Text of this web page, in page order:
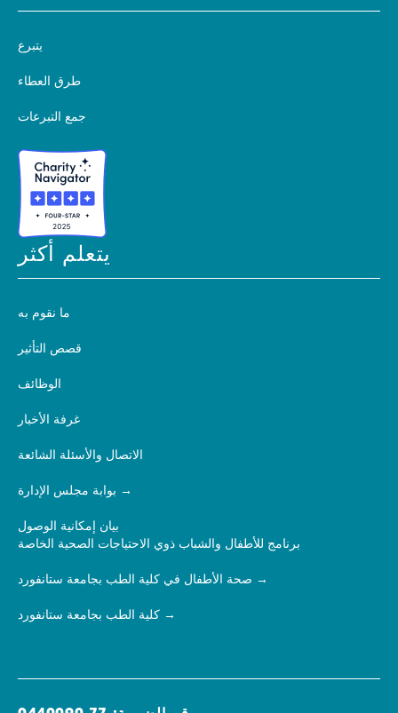
يتبرع
طرق العطاء
جمع التبرعات
يتعلم أكثر
ما نقوم به
قصص التأثير
الوظائف
غرفة الأخبار
الاتصال والأسئلة الشائعة
بوابة مجلس الإدارة
بيان إمكانية الوصول
برنامج للأطفال والشباب ذوي الاحتياجات الصحية الخاصة
صحة الأطفال في كلية الطب بجامعة ستانفورد
كلية الطب بجامعة ستانفورد